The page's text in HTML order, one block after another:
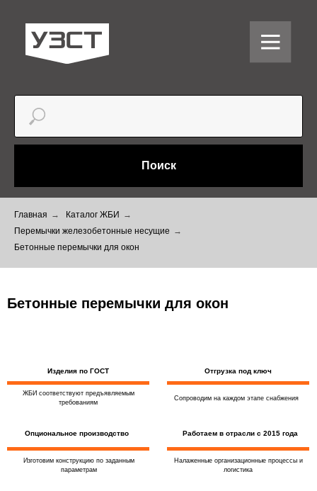
Поиск
Главная → Каталог ЖБИ
→
Перемычки железобетонные несущие →
Бетонные перемычки для окон
Бетонные перемычки для окон
Изделия по ГОСТ
ЖБИ соответствуют предъявляемым
требованиям
Изготовим конструкцию по заданным
параметрам
Опциональное производство
Отгрузка под ключ
Сопроводим на каждом этапе снабжения
Налаженные организационные процессы и
логистика
Работаем в отрасли с 2015 года